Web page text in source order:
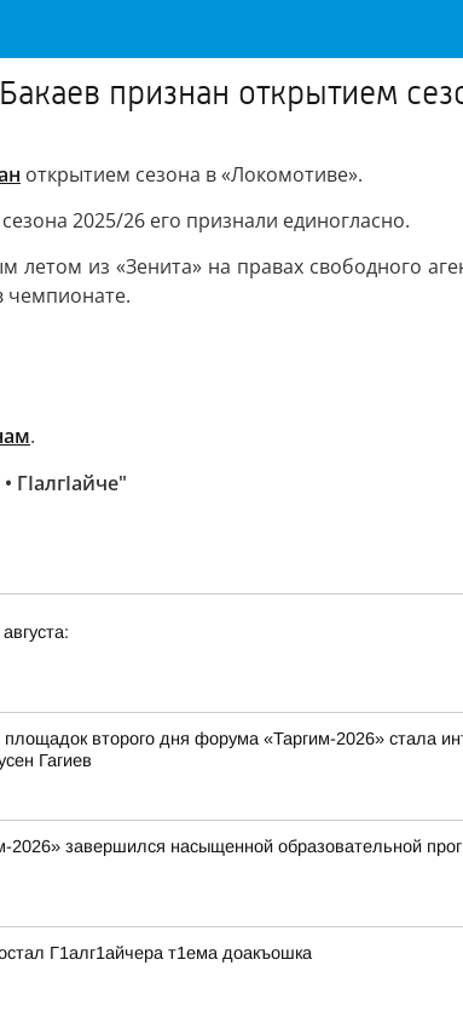
признан открытием
открытием сезона в «Локомотиве».
2025/26 его признали единогласно.
летом из «Зенита» на правах свободного
чемпионате.
.
ГIалгIайче"
второго дня форума «Таргим-2026» стала
Гагиев
2026» завершился насыщенной образовательной
Г1алг1айчера т1ема доакъошка